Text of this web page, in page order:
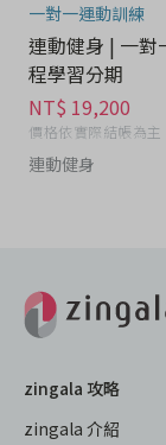
一對一運動訓練
連動健身 | 一對
程學習分期
NT$ 19,200
價格依實際結帳為主
連動健身
zingala 攻略
zingala 介紹